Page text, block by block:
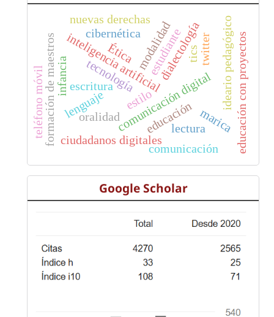
lenguaje
tecnologíacomunicación digital
educación
inteligencia artificial tics
ciudadanos digitales
ideario pedagógicoeducación con proyectos
modalidad
estilo
nuevas derechas
formación de maestros lectura
escritura
oralidad marica
dialectologíatwitter
infancia
teléfono móvil
estudiante
cibernética
comunicación
Ética
Google Scholar